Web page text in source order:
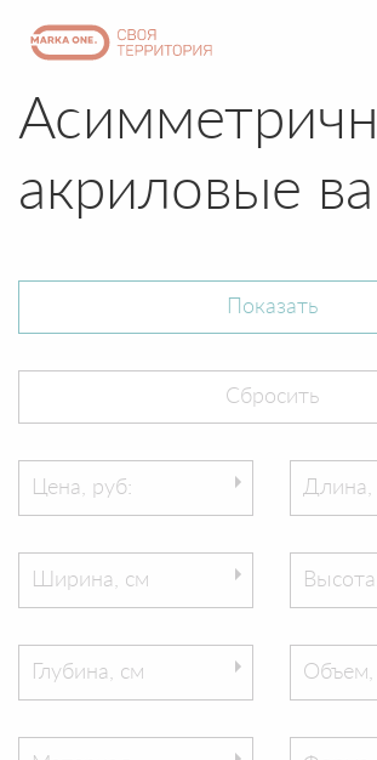
акриловые
Цена, руб: Длина,
Ширина, см
Глубина, см Объем,